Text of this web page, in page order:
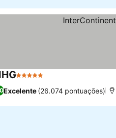
5 Estrelas
Excelente (26.074 pontuações)